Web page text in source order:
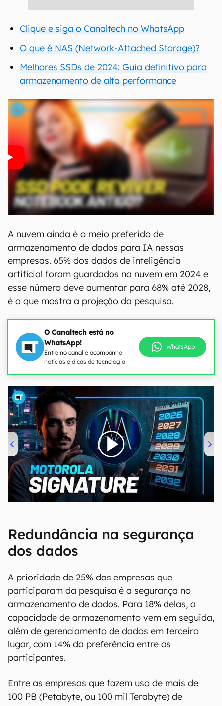
Clique e siga o Canaltech no WhatsApp
O que é NAS (Network-Attached Storage)?
Melhores SSDs de 2024: Guia definitivo para
armazenamento de alta performance
A nuvem ainda é o meio preferido de
armazenamento de dados para IA nessas
empresas. 65% dos dados de inteligência
artificial foram guardados na nuvem em 2024 e
esse número deve aumentar para 68% até 2028,
é o que mostra a projeção da pesquisa.
O Canaltech está no
WhatsApp!
Entre no canal e acompanhe
notícias e dicas de tecnologia
WhatsApp
00:00/20:46
Redundância na segurança
dos dados
A prioridade de 25% das empresas que
participaram da pesquisa é a segurança no
armazenamento de dados. Para 18% delas, a
capacidade de armazenamento vem em seguida,
além de gerenciamento de dados em terceiro
lugar, com 14% da preferência entre as
participantes.
Entre as empresas que fazem uso de mais de
100 PB (Petabyte, ou 100 mil Terabyte) de